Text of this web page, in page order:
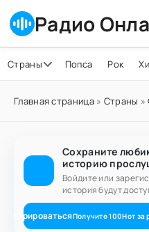
Радио
Страны Попса Рок
Главная страница» Страны »
Сохраните
историю
Войдите или
история будут
Получите100Нот за